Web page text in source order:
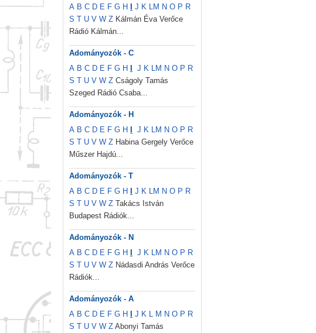
A B C D E F G H J K LM N O P R
S T U V W Z Kálmán Éva Verőce
Rádió Kálmán...
Adományozók - C
A B C D E F G H J K LM N O P R
S T U V W Z Cságoly Tamás
Szeged Rádió Csaba...
Adományozók - H
A B C D E F G H J K LM N O P R
S T U V W Z Habina Gergely Verőce
Műszer Hajdú...
Adományozók - T
A B C D E F G H J K LM N O P R
S T U V W Z Takács István
Budapest Rádiók...
Adományozók - N
A B C D E F G H J K LM N O P R
S T U V W Z Nádasdi András Verőce
Rádiók...
Adományozók - A
A B C D E F G H J K L M N O P R
S T U V W Z Abonyi Tamás